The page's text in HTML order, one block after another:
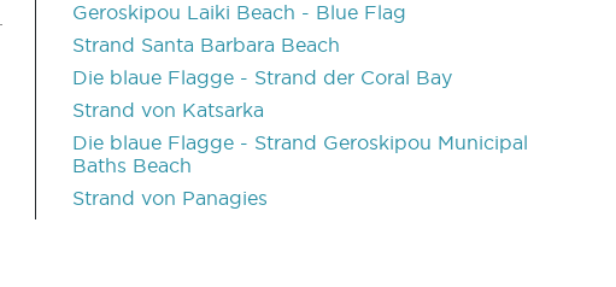
Geroskipou Laiki Beach - Blue Flag
Strand Santa Barbara Beach
Die blaue Flagge - Strand der Coral Bay
Strand von Katsarka
Die blaue Flagge - Strand Geroskipou Municipal
Baths Beach
Strand von Panagies